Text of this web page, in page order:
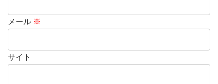
メール ※
サイト